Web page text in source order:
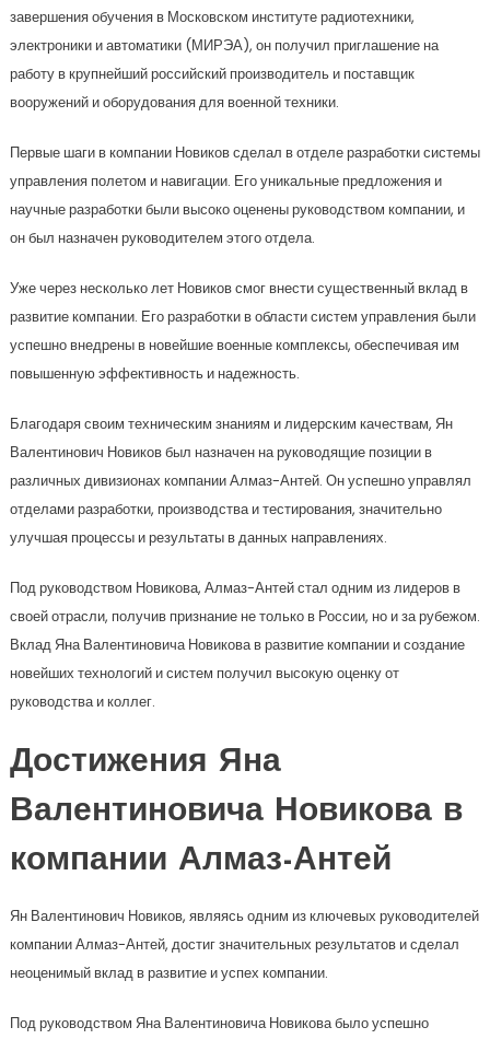
завершения обучения в Московском институте радиотехники,
электроники и автоматики (МИРЭА), он получил приглашение на
работу в крупнейший российский производитель и поставщик
вооружений и оборудования для военной техники.
Первые шаги в компании Новиков сделал в отделе разработки системы
управления полетом и навигации. Его уникальные предложения и
научные разработки были высоко оценены руководством компании, и
он был назначен руководителем этого отдела.
Уже через несколько лет Новиков смог внести существенный вклад в
развитие компании. Его разработки в области систем управления были
успешно внедрены в новейшие военные комплексы, обеспечивая им
повышенную эффективность и надежность.
Благодаря своим техническим знаниям и лидерским качествам, Ян
Валентинович Новиков был назначен на руководящие позиции в
различных дивизионах компании Алмаз-Антей. Он успешно управлял
отделами разработки, производства и тестирования, значительно
улучшая процессы и результаты в данных направлениях.
Под руководством Новикова, Алмаз-Антей стал одним из лидеров в
своей отрасли, получив признание не только в России, но и за рубежом.
Вклад Яна Валентиновича Новикова в развитие компании и создание
новейших технологий и систем получил высокую оценку от
руководства и коллег.
Достижения Яна
Валентиновича Новикова в
компании Алмаз-Антей
Ян Валентинович Новиков, являясь одним из ключевых руководителей
компании Алмаз-Антей, достиг значительных результатов и сделал
неоценимый вклад в развитие и успех компании.
Под руководством Яна Валентиновича Новикова было успешно